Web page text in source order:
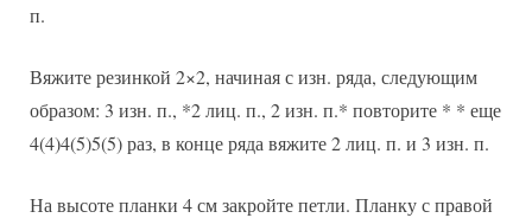
п.
Вяжите резинкой 2×2, начиная с изн. ряда, следующим
образом: 3 изн. п., *2 лиц. п., 2 изн. п.* повторите * * еще
4(4)4(5)5(5) раз, в конце ряда вяжите 2 лиц. п. и 3 изн. п.
На высоте планки 4 см закройте петли. Планку с правой